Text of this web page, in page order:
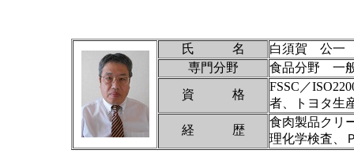
氏 名
白須賀 公一
専門分野
食品分野 一
資 格
FSSC／
者、トヨタ生
経 歴
食肉製品クリ
理化学検査、